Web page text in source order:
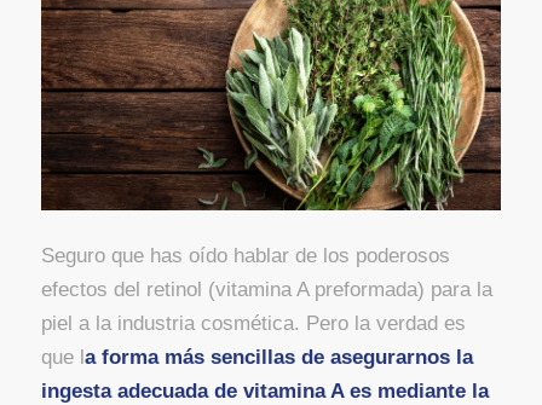
Seguro que has oído hablar de los poderosos
efectos del retinol (vitamina A preformada) para la
piel a la industria cosmética. Pero la verdad es
que la forma más sencillas de asegurarnos la
ingesta adecuada de vitamina A es mediante la